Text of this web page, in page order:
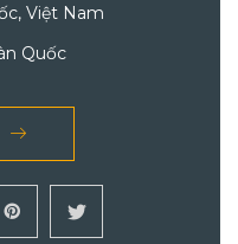
Việt Nam
Quốc